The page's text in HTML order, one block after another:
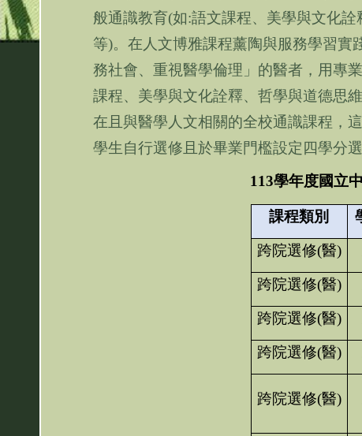
般通識教育(如:語文課程、美學與文化
等)。在人文博雅課程薰陶與服務學習實
務社會、重視醫學倫理」的醫者，用專
課程、美學與文化詮釋、哲學與道德思
在且與醫學人文相關的全校通識課程，
學生自行選修且於畢業門檻設定四學分
113學年度國立
課程類別
跨院選修(醫)
跨院選修(醫)
跨院選修(醫)
跨院選修(醫)
跨院選修(醫)